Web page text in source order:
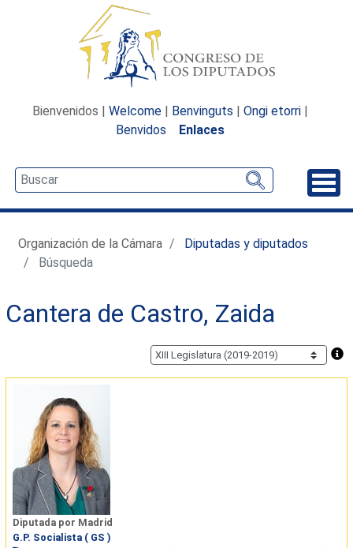
Bienvenidos | Welcome | Benvinguts | Ongi etorri |
Benvidos
Enlaces
Organización de la Cámara
Diputadas y diputados
Búsqueda
Cantera de Castro, Zaida
Diputada por Madrid
G.P. Socialista ( GS )